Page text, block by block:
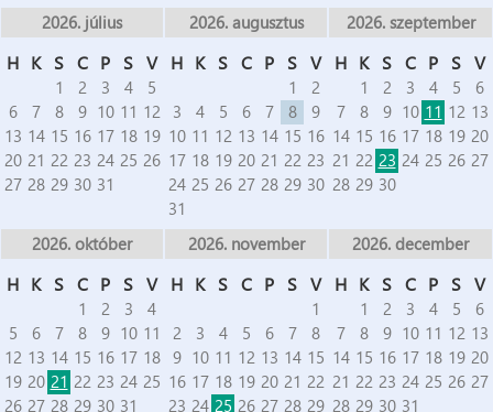
2026. július
H K S C P S V
1 2 3 4
5
6
7 8 9 10 11 12
13 14 15 16 17 18 19
20 21 22 23 24 25 26
27 28 29 30 31
2026. augusztus
H K S C P S V
1
2
3
4 5 6 7 8
9
10 11 12 13 14 15 16
17 18 19 20 21 22 23
24 25 26 27 28 29 30
31
2026. szeptember
H K S C P S V
1 2 3 4 5
6
7
8 9 10 11 12 13
14 15 16 17 18 19 20
21 22 23 24 25 26 27
28 29 30
2026. október
H K S C P S V
1 2 3
4
5
6 7 8 9 10 11
12 13 14 15 16 17 18
19 20 21 22 23 24 25
26 27 28 29 30 31
2026. november
H K S C P S V
1
2
3 4 5 6 7
8
9 10 11 12 13 14 15
16 17 18 19 20 21 22
23 24 25 26 27 28 29
2026. december
H K S C P S V
1 2 3 4 5
6
7
8 9 10 11 12 13
14 15 16 17 18 19 20
21 22 23 24 25 26 27
28 29 30 31